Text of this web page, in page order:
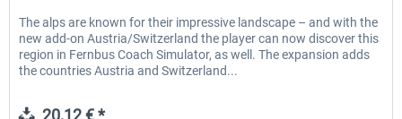
The alps are known for their impressive landscape – and with the
new add-on Austria/Switzerland the player can now discover this
region in Fernbus Coach Simulator, as well. The expansion adds
the countries Austria and Switzerland...
20,12 € *